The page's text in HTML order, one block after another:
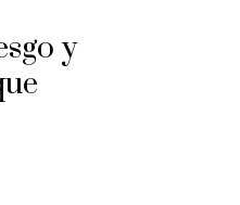
y